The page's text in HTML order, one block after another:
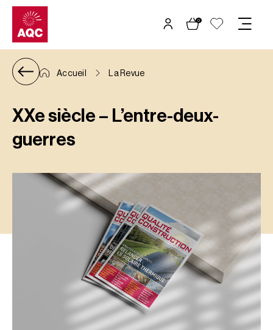
Panneau de gestion des cookies
0
Accueil La Revue
XXe siècle – L’entre-deux-
guerres